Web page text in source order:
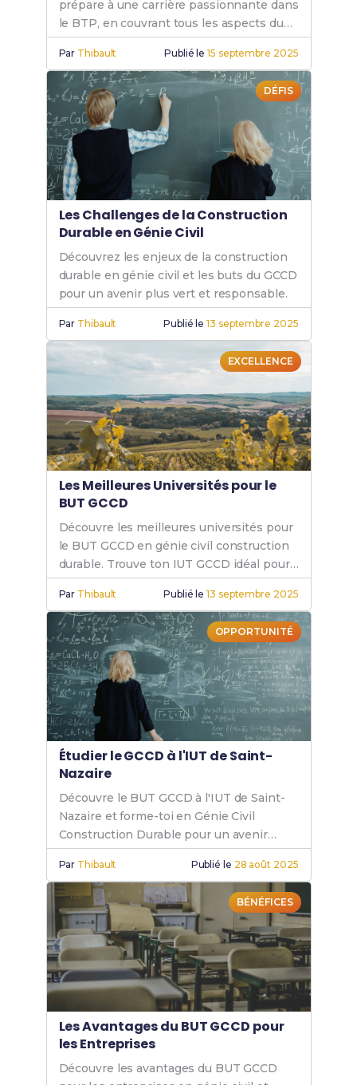
prépare à une carrière passionnante dans
le BTP, en couvrant tous les aspects du
bâtiment et génie civil.
Par Thibault Publié le15 septembre 2025
DÉFIS
Les Challenges de la Construction
Durable en Génie Civil
Découvrez les enjeux de la construction
durable en génie civil et les buts du GCCD
pour un avenir plus vert et responsable.
Par Thibault Publié le13 septembre 2025
EXCELLENCE
Les Meilleures Universités pour le
BUT GCCD
Découvre les meilleures universités pour
le BUT GCCD en génie civil construction
durable. Trouve ton IUT GCCD idéal pour
réussir tes études et ta carrière.
Par Thibault Publié le13 septembre 2025
OPPORTUNITÉ
Étudier le GCCD à l'IUT de Saint-
Nazaire
Découvre le BUT GCCD à l'IUT de Saint-
Nazaire et forme-toi en Génie Civil
Construction Durable pour un avenir
prometteur dans ce secteur en pleine
croissance.
Par Thibault Publié le 28 août 2025
BÉNÉFICES
Les Avantages du BUT GCCD pour
les Entreprises
Découvre les avantages du BUT GCCD